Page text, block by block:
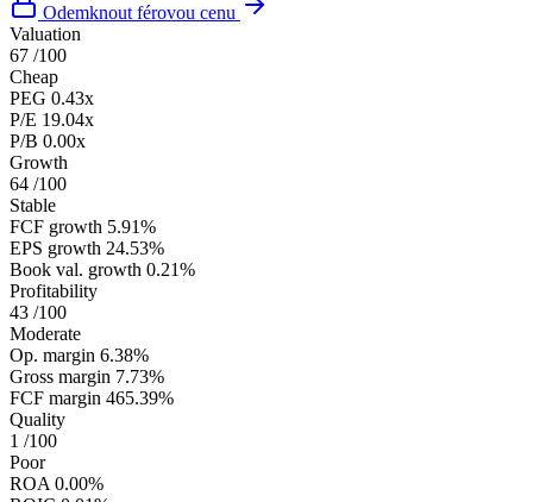
Odemknout férovou cenu
Valuation
67 /100
Cheap
PEG 0.43x
P/E 19.04x
P/B 0.00x
Growth
64 /100
Stable
FCF growth 5.91%
EPS growth 24.53%
Book val. growth 0.21%
Profitability
43 /100
Moderate
Op. margin 6.38%
Gross margin 7.73%
FCF margin 465.39%
Quality
1 /100
Poor
ROA 0.00%